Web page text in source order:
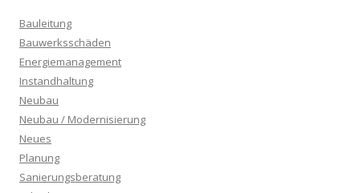
Bauleitung
Bauwerksschäden
Energiemanagement
Instandhaltung
Neubau
Neubau / Modernisierung
Neues
Planung
Sanierungsberatung